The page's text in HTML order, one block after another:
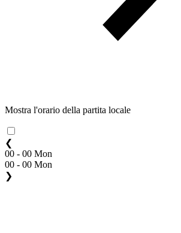
Mostra l'orario della partita locale
❮
00 - 00 Mon
00 - 00 Mon
❯